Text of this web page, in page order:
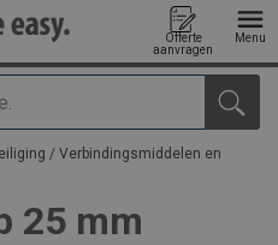
Offerte
aanvragen
Menu
/ Verbindingsmiddelen en
25 mm